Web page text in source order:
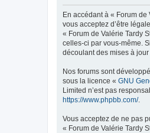
En accédant à « Forum
vous acceptez d’être
« Forum de Valérie Tardy
celles-ci par vous-même.
découlant des mises à
Nos forums sont
sous la licence « GNU
Limited n’est pas
https://www.phpbb.com/.
Vous acceptez de ne pas
« Forum de Valérie Tardy